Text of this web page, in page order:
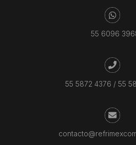
55 6096
55 5872 4376 / 55